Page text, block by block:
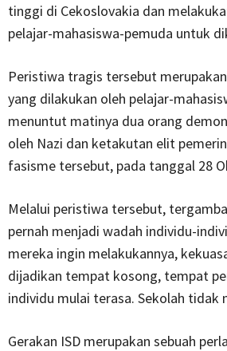
tinggi di Cekoslovakia dan
pelajar-mahasiswa-pemuda untuk
Peristiwa tragis tersebut
yang dilakukan oleh pelajar-
menuntut matinya dua orang
oleh Nazi dan ketakutan elit
fasisme tersebut, pada tanggal 28
Melalui peristiwa tersebut,
pernah menjadi wadah individu-
mereka ingin melakukannya,
dijadikan tempat kosong, tempat
individu mulai terasa. Sekolah tidak
Gerakan ISD merupakan sebuah